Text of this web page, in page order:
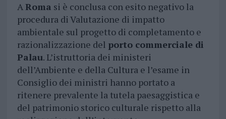
ARoma si è conclusa con esito negativo la
procedura di Valutazione di impatto
ambientale sul progetto di completamento e
razionalizzazione del porto commerciale di
Palau. L’istruttoria dei ministeri
dell’Ambiente e della Cultura e l’esame in
Consiglio dei ministri hanno portato a
ritenere prevalente la tutela paesaggistica e
del patrimonio storico culturale rispetto alla